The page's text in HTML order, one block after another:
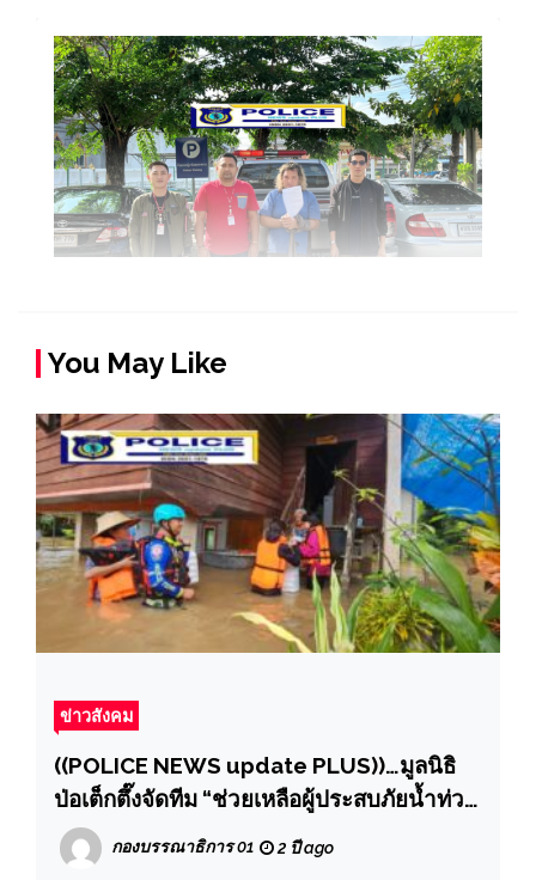
You May Like
ข่าวสังคม
((POLICE NEWS update PLUS))…มูลนิธิ
ป่อเต็กตึ๊งจัดทีม “ช่วยเหลือผู้ประสบภัยน้ำท่วม
เชียงใหม่”.. พร้อมกระจายเครื่องอุปโภค
บริโภค สมทบทีมอาสาฯ “ช่วยเหลือชาว
กองบรรณาธิการ 01 2 ปี ago